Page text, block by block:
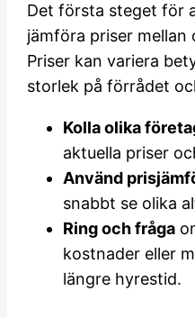
Det första steget för
jämföra priser
Priser kan variera
storlek på förrådet
Kolla olika
aktuella priser
Använd
snabbt se olika
Ring och fråga
kostnader eller
längre hyrestid.